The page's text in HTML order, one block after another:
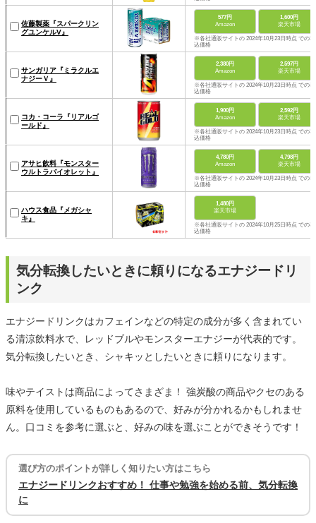
佐藤製薬『スパークリン
グユンケルV』
577円
Amazon
1,600円
楽天市場
※各社通販サイトの 2024年10月23日時点 での税
込価格
サンガリア『ミラクルエ
ナジーＶ』
2,380円
Amazon
2,597円
楽天市場
※各社通販サイトの 2024年10月23日時点 での税
込価格
コカ・コーラ『リアルゴ
ールド』
1,900円
Amazon
2,592円
楽天市場
※各社通販サイトの 2024年10月23日時点 での税
込価格
アサヒ飲料『モンスター
ウルトラバイオレット』
4,780円
Amazon
4,798円
楽天市場
※各社通販サイトの 2024年10月23日時点 での税
込価格
ハウス食品『メガシャ
キ』
1,480円
楽天市場
※各社通販サイトの 2024年10月25日時点 での税
込価格
気分転換したいときに頼りになるエナジードリ
ンク
エナジードリンクはカフェインなどの特定の成分が多く含まれてい
る清涼飲料水で、レッドブルやモンスターエナジーが代表的です。
気分転換したいとき、シャキッとしたいときに頼りになります。
味やテイストは商品によってさまざま！ 強炭酸の商品やクセのある
原料を使用しているものもあるので、好みが分かれるかもしれませ
ん。口コミを参考に選ぶと、好みの味を選ぶことができそうです！
選び方のポイントが詳しく知りたい方はこちら
エナジードリンクおすすめ！ 仕事や勉強を始める前、気分転換
に